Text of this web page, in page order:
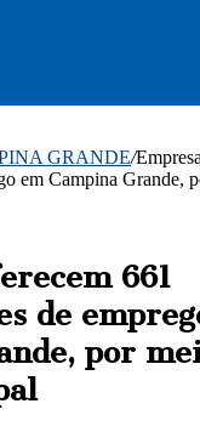
GRANDE/
em Campina Grande,
661
de
por